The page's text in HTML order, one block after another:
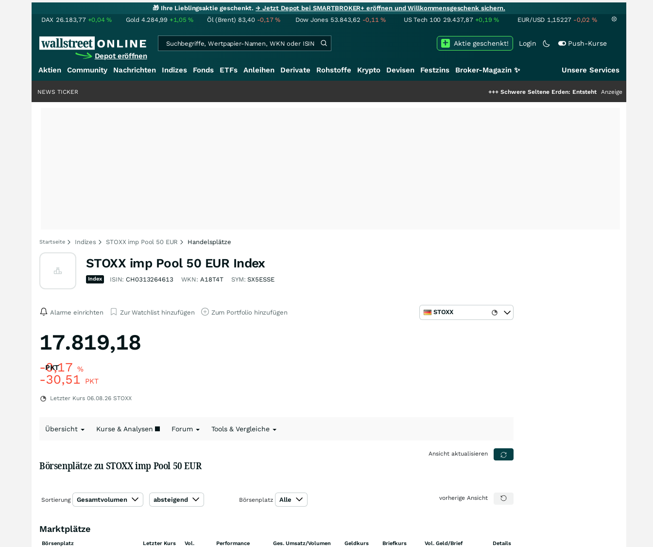
🎁 Ihre Lieblingsaktie geschenkt.→ Jetzt Depot bei SMARTBROKER+ eröffnen und Willkommensgeschenk sichern.
DAX 26.183,77 +0,04% Gold 4.284,99 +1,05% Öl (Brent) 83,40 -0,17% Dow Jones 53.843,62 -0,11% US Tech 100 29.437,87 +0,19% EUR/USD 1,15227 -0,02 %
Depot eröffnen
Login Push-Kurse
Aktie geschenkt!
Aktien Community Nachrichten Indizes Fonds ETFs Anleihen Derivate Rohstoffe Krypto Devisen Festzins Broker-Magazin ✨ Unsere Services
Schwere Seltene Erden: Entsteht hier die nächste
Anzeige
NEWS TICKER
Startseite Indizes STOXX imp Pool 50 EUR Handelsplätze
STOXX imp Pool 50 EUR Index
Index ISIN: CH0313264613 WKN: A18T4T SYM:SX5ESSE
Alarme einrichten Zur Watchlist hinzufügen Zum Portfolio hinzufügen STOXX
17.819,18
PKT
-0,17 %
-30,51 PKT
Letzter Kurs 06.08.26 STOXX
Übersicht Kurse & Analysen Forum Tools & Vergleiche
Börsenplätze zu STOXX imp Pool 50 EUR
Ansicht aktualisieren
Sortierung Gesamtvolumen absteigend Börsenplatz Alle vorherige Ansicht
Marktplätze
Börsenplatz Letzter Kurs Vol. Performance Ges. Umsatz/Volumen Geldkurs Briefkurs Vol. Geld/Brief Details